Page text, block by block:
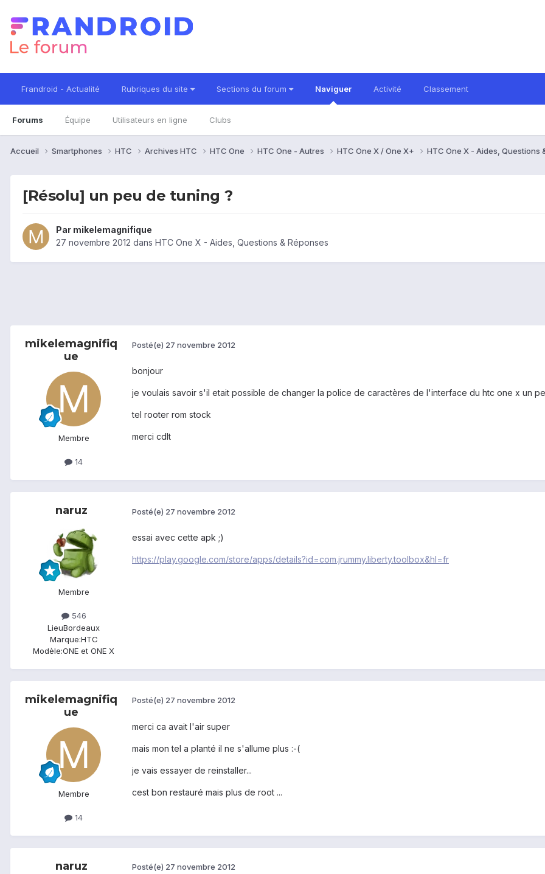
Frandroid - Actualité Rubriques du site Sections du forum Naviguer
Forums Équipe Utilisateurs en ligne Clubs
Activité Classement
Accueil Smartphones HTC Archives HTC HTC One HTC One - Autres HTC One X / One X+ HTC One X - Aides, Questions
[Résolu] un peu de tuning ?
Par mikelemagnifique
27 novembre 2012 dans HTC One X - Aides, Questions & Réponses
mikelemagnifiq
ue
Membre
14
Posté(e) 27 novembre 2012
bonjour
je voulais savoir s'il etait possible de changer la police de caractères de l'interface du htc one x un
tel rooter rom stock
merci cdlt
naruz
Membre
546
LieuBordeaux
Marque:HTC
Modèle:ONE et ONE X
Posté(e) 27 novembre 2012
essai avec cette apk ;)
https://play.google.com/store/apps/details?id=com.jrummy.liberty.toolbox&hl=fr
mikelemagnifiq
ue
Membre
14
Posté(e) 27 novembre 2012
merci ca avait l'air super
mais mon tel a planté il ne s'allume plus :-(
je vais essayer de reinstaller...
cest bon restauré mais plus de root ...
naruz Posté(e) 27 novembre 2012